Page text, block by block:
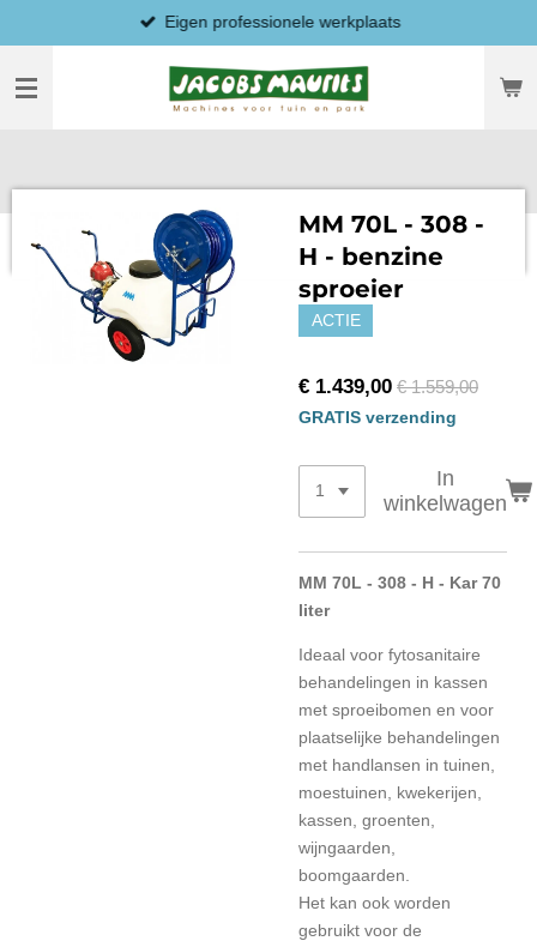
direct
naar
hoofdinhoud
Eigen professionele werkplaats
MM 70L - 308 -
H - benzine
sproeier
ACTIE
€ 1.439,00 € 1.559,00
GRATIS verzending
In
winkelwagen
MM 70L - 308 - H - Kar 70
liter
Ideaal voor fytosanitaire
behandelingen in kassen
met sproeibomen en voor
plaatselijke behandelingen
met handlansen in tuinen,
moestuinen, kwekerijen,
kassen, groenten,
wijngaarden,
boomgaarden.
Het kan ook worden
gebruikt voor de